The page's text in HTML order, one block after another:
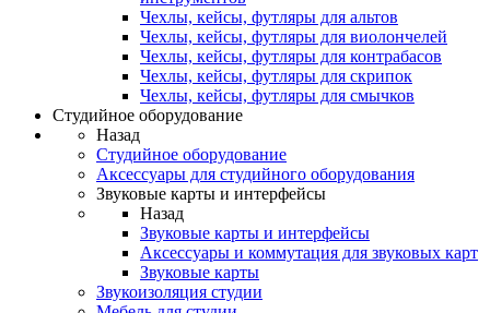
Чехлы, кейсы, футляры для альтов
Чехлы, кейсы, футляры для виолончелей
Чехлы, кейсы, футляры для контрабасов
Чехлы, кейсы, футляры для скрипок
Чехлы, кейсы, футляры для смычков
Студийное оборудование
Назад
Студийное оборудование
Аксессуары для студийного оборудования
Звуковые карты и интерфейсы
Назад
Звуковые карты и интерфейсы
Аксессуары и коммутация для звуковых карт
Звуковые карты
Звукоизоляция студии